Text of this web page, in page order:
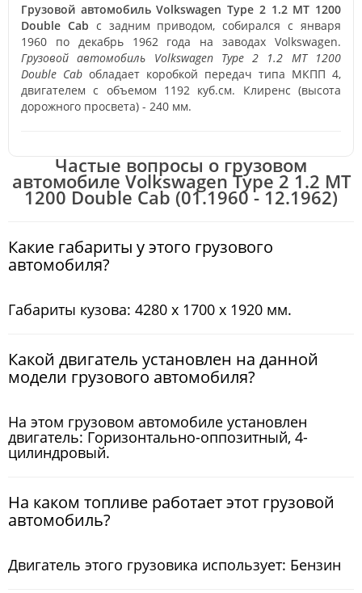
Грузовой автомобиль Volkswagen Type 2 1.2 MT 1200
Double Cab с задним приводом, собирался с января
1960 по декабрь 1962 года на заводах Volkswagen.
Грузовой автомобиль Volkswagen Type 2 1.2 MT 1200
Double Cab обладает коробкой передач типа МКПП 4,
двигателем с объемом 1192 куб.см. Клиренс (высота
дорожного просвета) - 240 мм.
Частые вопросы о грузовом
автомобиле Volkswagen Type 2 1.2 MT
1200 Double Cab (01.1960 - 12.1962)
Какие габариты у этого грузового
автомобиля?
Габариты кузова: 4280 x 1700 x 1920 мм.
Какой двигатель установлен на данной
модели грузового автомобиля?
На этом грузовом автомобиле установлен
двигатель: Горизонтально-оппозитный, 4-
цилиндровый.
На каком топливе работает этот грузовой
автомобиль?
Двигатель этого грузовика использует: Бензин